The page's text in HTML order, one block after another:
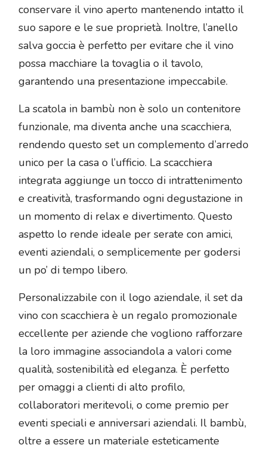
conservare il vino aperto mantenendo intatto il
suo sapore e le sue proprietà. Inoltre, l’anello
salva goccia è perfetto per evitare che il vino
possa macchiare la tovaglia o il tavolo,
garantendo una presentazione impeccabile.
La scatola in bambù non è solo un contenitore
funzionale, ma diventa anche una scacchiera,
rendendo questo set un complemento d’arredo
unico per la casa o l’ufficio. La scacchiera
integrata aggiunge un tocco di intrattenimento
e creatività, trasformando ogni degustazione in
un momento di relax e divertimento. Questo
aspetto lo rende ideale per serate con amici,
eventi aziendali, o semplicemente per godersi
un po’ di tempo libero.
Personalizzabile con il logo aziendale, il set da
vino con scacchiera è un regalo promozionale
eccellente per aziende che vogliono rafforzare
la loro immagine associandola a valori come
qualità, sostenibilità ed eleganza. È perfetto
per omaggi a clienti di alto profilo,
collaboratori meritevoli, o come premio per
eventi speciali e anniversari aziendali. Il bambù,
oltre a essere un materiale esteticamente